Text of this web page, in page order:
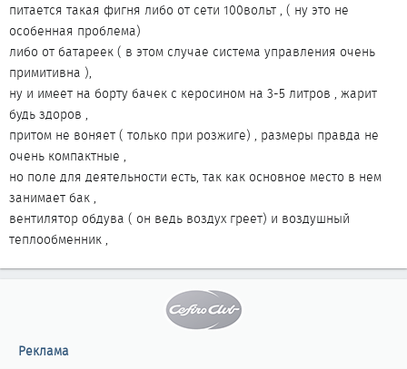
питается такая фигня либо от сети 100вольт , ( ну это не
особенная проблема)
либо от батареек ( в этом случае система управления очень
примитивна ),
ну и имеет на борту бачек с керосином на 3-5 литров , жарит
будь здоров ,
притом не воняет ( только при розжиге) , размеры правда не
очень компактные ,
но поле для деятельности есть, так как основное место в нем
занимает бак ,
вентилятор обдува ( он ведь воздух греет) и воздушный
теплообменник ,
Реклама